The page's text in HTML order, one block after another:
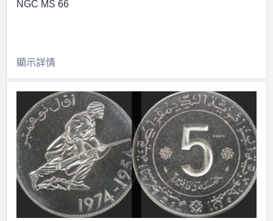
NGC MS 66
顯示詳情